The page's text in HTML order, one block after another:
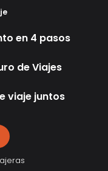
en 4 pasos
de Viajes
viaje juntos